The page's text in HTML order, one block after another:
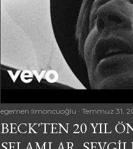
a
egemen limoncuoğlu Temmuz 31,
BECK'TEN 20 YIL